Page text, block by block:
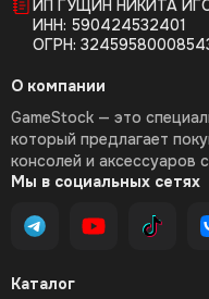
ИП ГУЩИН НИКИТА
ИНН: 590424532401
ОГРН:
Каталог
О компании
GameStock — это
который предлагает
консолей и аксессуаров
Мы в социальных сетях